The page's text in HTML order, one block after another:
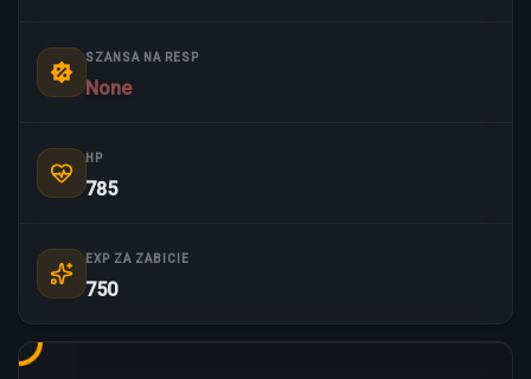
SZANSA NA RESP
None
HP
785
EXP ZA ZABICIE
750